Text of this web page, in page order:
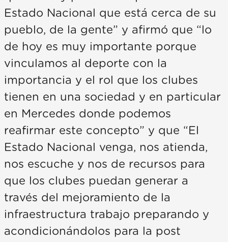
Estado Nacional que está cerca de su
pueblo, de la gente” y afirmó que “lo
de hoy es muy importante porque
vinculamos al deporte con la
importancia y el rol que los clubes
tienen en una sociedad y en particular
en Mercedes donde podemos
reafirmar este concepto” y que “El
Estado Nacional venga, nos atienda,
nos escuche y nos de recursos para
que los clubes puedan generar a
través del mejoramiento de la
infraestructura trabajo preparando y
acondicionándolos para la post